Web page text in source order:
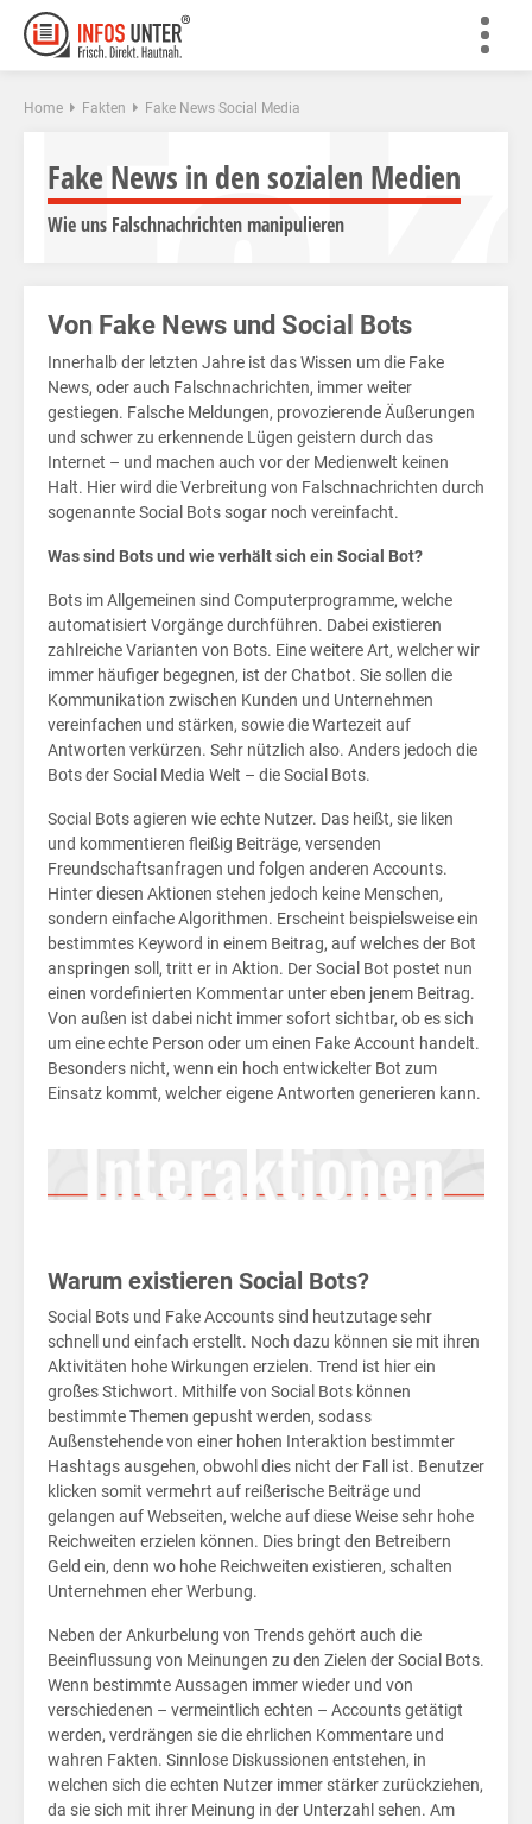
Home Fakten Fake News Social Media
in
Fake News in den sozialen Medien
Wie uns Falschnachrichten manipulieren
Von Fake News und Social Bots
Innerhalb der letzten Jahre ist das Wissen um die Fake
News, oder auch Falschnachrichten, immer weiter
gestiegen. Falsche Meldungen, provozierende Äußerungen
und schwer zu erkennende Lügen geistern durch das
Internet – und machen auch vor der Medienwelt keinen
Halt. Hier wird die Verbreitung von Falschnachrichten durch
sogenannte Social Bots sogar noch vereinfacht.
Was sind Bots und wie verhält sich ein Social Bot?
Bots im Allgemeinen sind Computerprogramme, welche
automatisiert Vorgänge durchführen. Dabei existieren
zahlreiche Varianten von Bots. Eine weitere Art, welcher wir
immer häufiger begegnen, ist der Chatbot. Sie sollen die
Kommunikation zwischen Kunden und Unternehmen
vereinfachen und stärken, sowie die Wartezeit auf
Antworten verkürzen. Sehr nützlich also. Anders jedoch die
Bots der Social Media Welt – die Social Bots.
Social Bots agieren wie echte Nutzer. Das heißt, sie liken
und kommentieren fleißig Beiträge, versenden
Freundschaftsanfragen und folgen anderen Accounts.
Hinter diesen Aktionen stehen jedoch keine Menschen,
sondern einfache Algorithmen. Erscheint beispielsweise ein
bestimmtes Keyword in einem Beitrag, auf welches der Bot
anspringen soll, tritt er in Aktion. Der Social Bot postet nun
einen vordefinierten Kommentar unter eben jenem Beitrag.
Von außen ist dabei nicht immer sofort sichtbar, ob es sich
um eine echte Person oder um einen Fake Account handelt.
Besonders nicht, wenn ein hoch entwickelter Bot zum
Einsatz kommt, welcher eigene Antworten generieren kann.
Warum existieren Social Bots?
Social Bots und Fake Accounts sind heutzutage sehr
schnell und einfach erstellt. Noch dazu können sie mit ihren
Aktivitäten hohe Wirkungen erzielen. Trend ist hier ein
großes Stichwort. Mithilfe von Social Bots können
bestimmte Themen gepusht werden, sodass
Außenstehende von einer hohen Interaktion bestimmter
Hashtags ausgehen, obwohl dies nicht der Fall ist. Benutzer
klicken somit vermehrt auf reißerische Beiträge und
gelangen auf Webseiten, welche auf diese Weise sehr hohe
Reichweiten erzielen können. Dies bringt den Betreibern
Geld ein, denn wo hohe Reichweiten existieren, schalten
Unternehmen eher Werbung.
Neben der Ankurbelung von Trends gehört auch die
Beeinflussung von Meinungen zu den Zielen der Social Bots.
Wenn bestimmte Aussagen immer wieder und von
verschiedenen – vermeintlich echten – Accounts getätigt
werden, verdrängen sie die ehrlichen Kommentare und
wahren Fakten. Sinnlose Diskussionen entstehen, in
welchen sich die echten Nutzer immer stärker zurückziehen,
da sie sich mit ihrer Meinung in der Unterzahl sehen. Am